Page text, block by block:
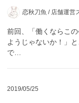
恋秋刀魚 / 店舗運営
前回、「働くならこ
ようじゃないか！」
で…
2019/05/25